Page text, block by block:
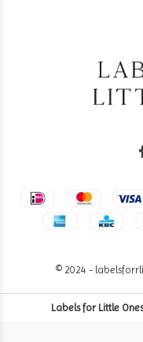
© 2024 -
Labels for Little Ones